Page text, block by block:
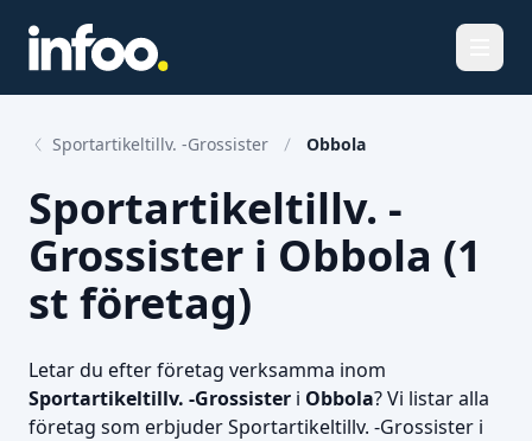
Sportartikeltillv. -Grossister Obbola
Sportartikeltillv. -
Grossister i Obbola (1
st företag)
Letar du efter företag verksamma inom
Sportartikeltillv. -Grossister i Obbola? Vi listar alla
företag som erbjuder Sportartikeltillv. -Grossister i